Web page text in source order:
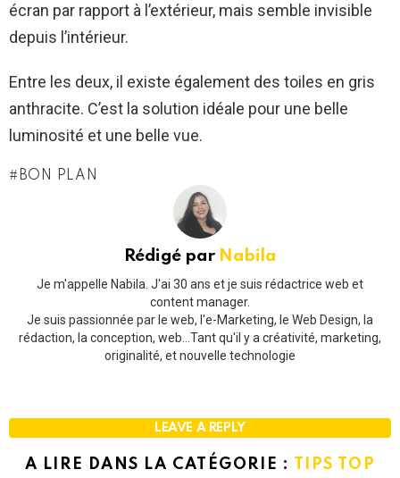
écran par rapport à l’extérieur, mais semble invisible
depuis l’intérieur.
Entre les deux, il existe également des toiles en gris
anthracite. C’est la solution idéale pour une belle
luminosité et une belle vue.
BON PLAN
Rédigé par Nabila
Je m'appelle Nabila. J'ai 30 ans et je suis rédactrice web et
content manager.
Je suis passionnée par le web, l'e-Marketing, le Web Design, la
rédaction, la conception, web...Tant qu'il y a créativité, marketing,
originalité, et nouvelle technologie
LEAVE A REPLY
A LIRE DANS LA CATÉGORIE : TIPS TOP